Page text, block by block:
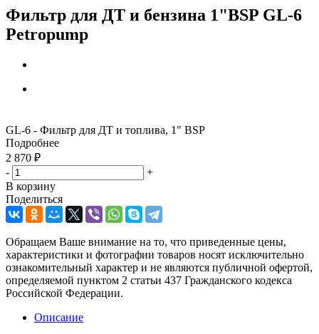
Фильтр для ДТ и бензина 1"BSP GL-6
Petropump
GL-6 - Фильтр для ДТ и топлива, 1" BSP
Подробнее
2 870 ₽
-
+
В корзину
Поделиться
Обращаем Ваше внимание на то, что приведенные цены,
характеристики и фотографии товаров носят исключительно
ознакомительный характер и не являются публичной офертой,
определяемой пунктом 2 статьи 437 Гражданского кодекса
Российской Федерации.
Описание